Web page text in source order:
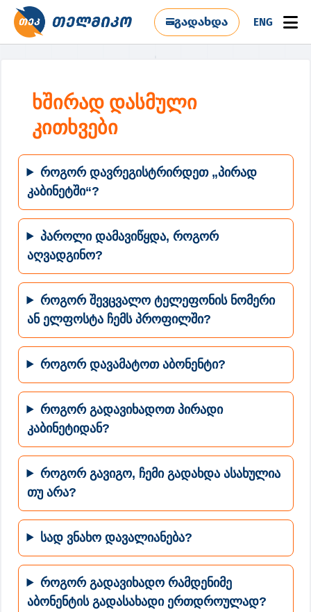
გადახდა ENG
ხშირად დასმული
კითხვები
როგორ დავრეგისტრირდეთ „პირად
კაბინეტში“?
პაროლი დამავიწყდა, როგორ
აღვადგინო?
როგორ შევცვალო ტელეფონის ნომერი
ან ელფოსტა ჩემს პროფილში?
როგორ დავამატოთ აბონენტი?
როგორ გადავიხადოთ პირადი
კაბინეტიდან?
როგორ გავიგო, ჩემი გადახდა ასახულია
თუ არა?
სად ვნახო დავალიანება?
როგორ გადავიხადო რამდენიმე
აბონენტის გადასახადი ერთდროულად?